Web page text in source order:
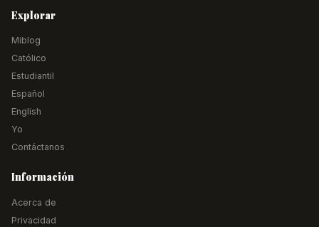
Explorar
Miblog
Católico
Estudiantil
Español
English
Yo
Contáctanos
Información
Acerca de
Privacidad